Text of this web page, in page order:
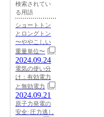
検索されてい
る用語
ショートトン
とロングトン
〜ややこしい
重量単位〜
2024.09.24
電気の使い分
け：有効電力
と無効電力
2024.09.21
原子力発電の
安全: 圧力逃し